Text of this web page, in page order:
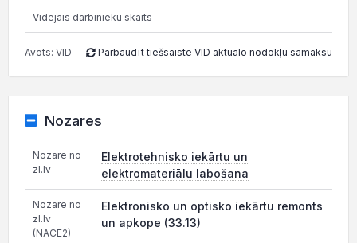
Vidējais darbinieku skaits
Avots: VID Pārbaudīt tiešsaistē VID aktuālo nodokļu samaksu
Nozares
Nozare no
zl.lv
Elektrotehnisko iekārtu un
elektromateriālu labošana
Nozare no
zl.lv
(NACE2)
Elektronisko un optisko iekārtu remonts
un apkope (33.13)